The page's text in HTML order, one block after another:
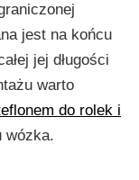
jest na końcu
jej długości
warto
do rolek i
wózka.